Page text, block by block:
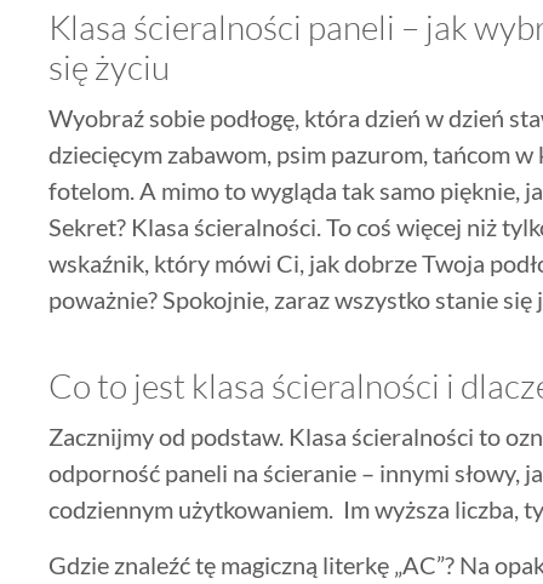
Klasa ścieralności paneli – jak
się życiu
Wyobraź sobie podłogę, która dzień w dzień
dziecięcym zabawom, psim pazurom, tańcom
fotelom. A mimo to wygląda tak samo pięknie,
Sekret? Klasa ścieralności. To coś więcej niż
wskaźnik, który mówi Ci, jak dobrze Twoja
poważnie? Spokojnie, zaraz wszystko stanie się
Co to jest klasa ścieralności i
Zacznijmy od podstaw. Klasa ścieralności to
odporność paneli na ścieranie – innymi słowy,
codziennym użytkowaniem. Im wyższa liczba,
Gdzie znaleźć tę magiczną literkę „AC”? Na